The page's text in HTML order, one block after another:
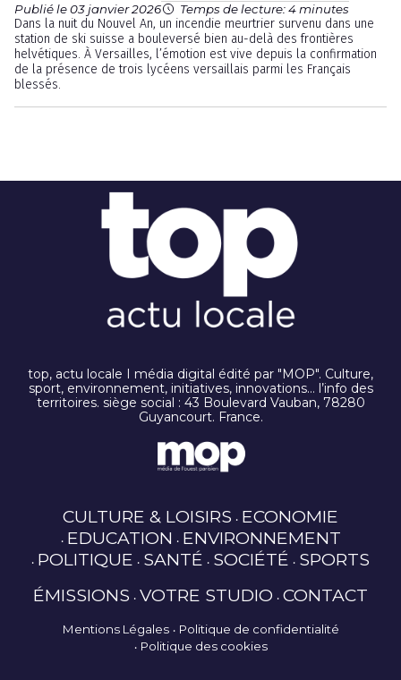
Publié le 03 janvier 2026 Temps de lecture: 4 minutes
Dans la nuit du Nouvel An, un incendie meurtrier survenu dans une
station de ski suisse a bouleversé bien au-delà des frontières
helvétiques. À Versailles, l’émotion est vive depuis la confirmation
de la présence de trois lycéens versaillais parmi les Français
blessés.
top, actu locale I média digital édité par "MOP". Culture,
sport, environnement, initiatives, innovations… l’info des
territoires. siège social : 43 Boulevard Vauban, 78280
Guyancourt. France.
CULTURE & LOISIRS ECONOMIE
EDUCATION ENVIRONNEMENT
POLITIQUE SANTÉ SOCIÉTÉ SPORTS
ÉMISSIONS VOTRE STUDIO CONTACT
Mentions Légales
Politique de confidentialité
Politique des cookies